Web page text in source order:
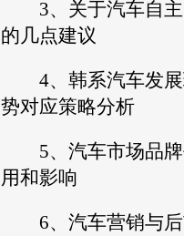
3、关于汽车自主
的几点建议
4、韩系汽车发展
势对应策略分析
5、汽车市场品牌
用和影响
6、 汽车营销与